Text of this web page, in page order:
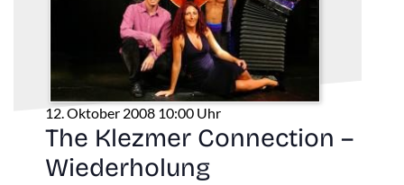
12. Oktober 2008 10:00 Uhr
The Klezmer Connection –
Wiederholung